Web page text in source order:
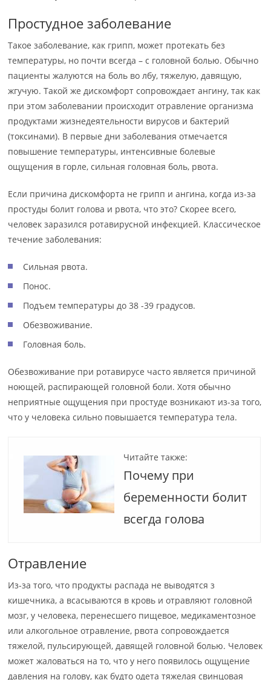
Простудное заболевание
Такое заболевание, как грипп, может протекать без
температуры, но почти всегда – с головной болью. Обычно
пациенты жалуются на боль во лбу, тяжелую, давящую,
жгучую. Такой же дискомфорт сопровождает ангину, так как
при этом заболевании происходит отравление организма
продуктами жизнедеятельности вирусов и бактерий
(токсинами). В первые дни заболевания отмечается
повышение температуры, интенсивные болевые
ощущения в горле, сильная головная боль, рвота.
Если причина дискомфорта не грипп и ангина, когда из-за
простуды болит голова и рвота, что это? Скорее всего,
человек заразился ротавирусной инфекцией. Классическое
течение заболевания:
Сильная рвота.
Понос.
Подъем температуры до 38 -39 градусов.
Обезвоживание.
Головная боль.
Обезвоживание при ротавирусе часто является причиной
ноющей, распирающей головной боли. Хотя обычно
неприятные ощущения при простуде возникают из-за того,
что у человека сильно повышается температура тела.
Читайте также:
Почему при
беременности болит
всегда голова
Отравление
Из-за того, что продукты распада не выводятся з
кишечника, а всасываются в кровь и отравляют головной
мозг, у человека, перенесшего пищевое, медикаментозное
или алкогольное отравление, рвота сопровождается
тяжелой, пульсирующей, давящей головной болью. Человек
может жаловаться на то, что у него появилось ощущение
давления на голову, как будто одета тяжелая свинцовая